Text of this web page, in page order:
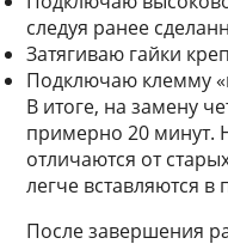
следуя ранее
Затягиваю гайки
Подключаю клемму
В итоге, на замену
примерно 20 минут.
отличаются от
легче вставляются
После завершения